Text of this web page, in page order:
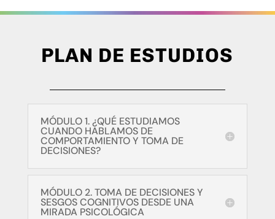
PLAN DE ESTUDIOS
MÓDULO 1. ¿QUÉ ESTUDIAMOS
CUANDO HABLAMOS DE
COMPORTAMIENTO Y TOMA DE
DECISIONES?
MÓDULO 2. TOMA DE DECISIONES Y
SESGOS COGNITIVOS DESDE UNA
MIRADA PSICOLÓGICA